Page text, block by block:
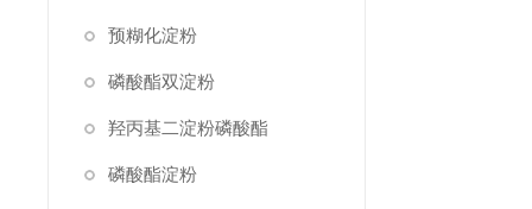
预糊化淀粉
磷酸酯双淀粉
羟丙基二淀粉磷酸酯
磷酸酯淀粉